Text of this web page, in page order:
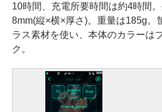
10時間、充電所要時間は約4時間
8mm(縦×横×厚さ)。重量は185g。
ラス素材を使い、本体のカラーは
ク。